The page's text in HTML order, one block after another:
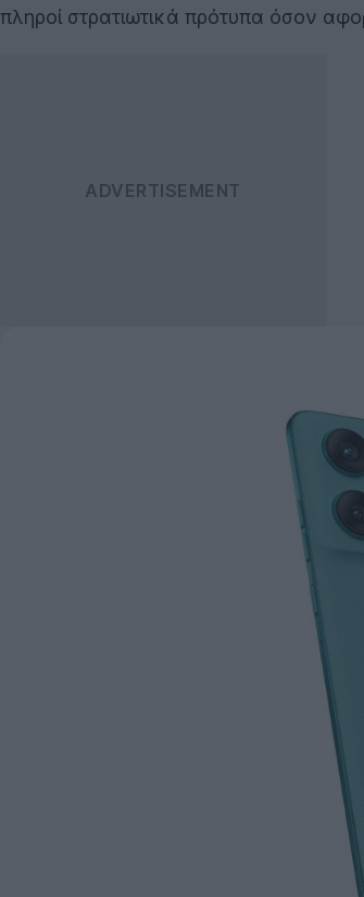
πληροί στρατιωτικά πρότυπα όσον